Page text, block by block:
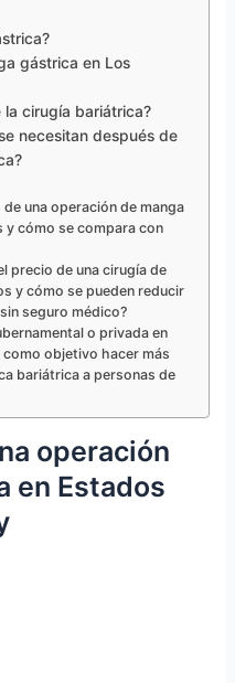
gástrica en Los
la cirugía bariátrica?
necesitan después de
una operación de manga
y cómo se compara con
precio de una cirugía de
y cómo se pueden reducir
seguro médico?
o privada en
objetivo hacer más
bariátrica a personas de
operación
en Estados